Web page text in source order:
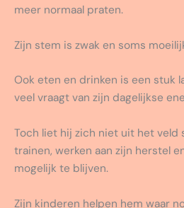
meer normaal praten.
Zijn stem is zwak en soms
Ook eten en drinken is een stuk
veel vraagt van zijn dagelijkse
Toch liet hij zich niet uit het veld
trainen, werken aan zijn herstel
mogelijk te blijven.
Zijn kinderen helpen hem waar